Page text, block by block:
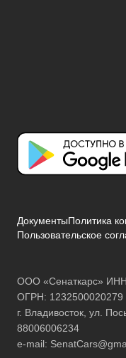
ДокументыПолитика
Пользовательское
ООО «Сенаткарс»
ОГРН: 1232500020279
г. Владивосток, ул.
88006006234
e-mail: